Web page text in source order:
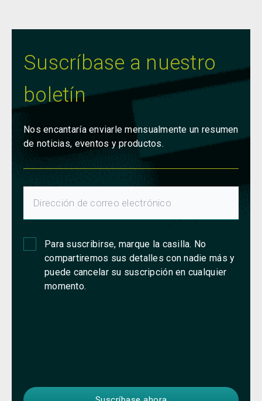
Suscríbase a nuestro
boletín
Nos encantaría enviarle mensualmente un resumen
de noticias, eventos y productos.
Para suscribirse, marque la casilla. No
compartiremos sus detalles con nadie más y
puede cancelar su suscripción en cualquier
momento.